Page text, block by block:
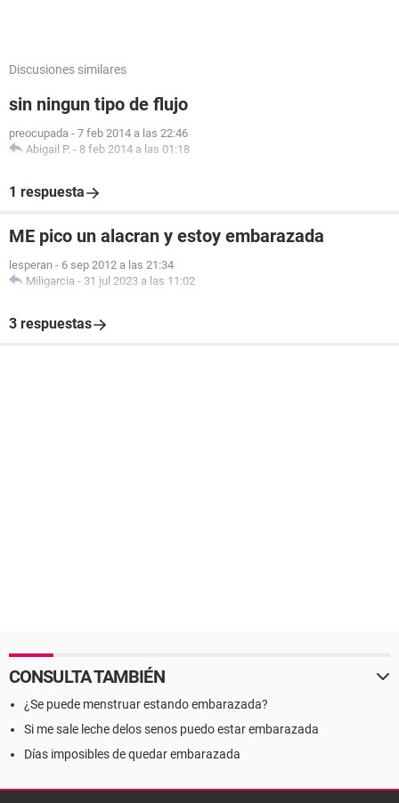
Discusiones similares
sin ningun tipo de flujo
preocupada - 7 feb 2014 a las 22:46
Abigail P. - 8 feb 2014 a las 01:18
1 respuesta
ME pico un alacran y estoy embarazada
lesperan - 6 sep 2012 a las 21:34
Miligarcia - 31 jul 2023 a las 11:02
3 respuestas
CONSULTA TAMBIÉN
¿Se puede menstruar estando embarazada?
Si me sale leche delos senos puedo estar embarazada
Días imposibles de quedar embarazada